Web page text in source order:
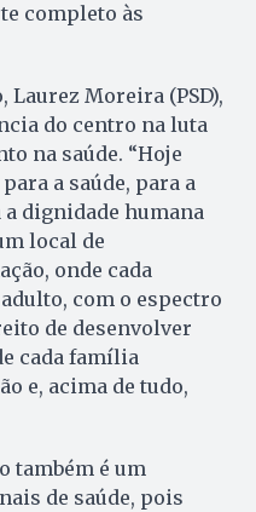
completo às
Moreira (PSD),
do centro na luta
na saúde. “Hoje
a saúde, para a
dignidade humana
local de
onde cada
com o espectro
de desenvolver
cada família
e, acima de tudo,
também é um
de saúde, pois